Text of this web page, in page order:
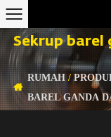
Sekrup barel
RUMAH/
BAREL GANDA